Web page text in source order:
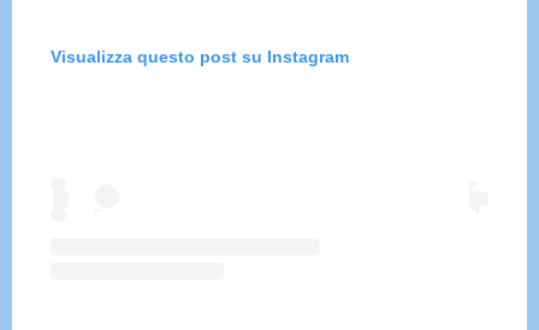
Visualizza questo post su Instagram